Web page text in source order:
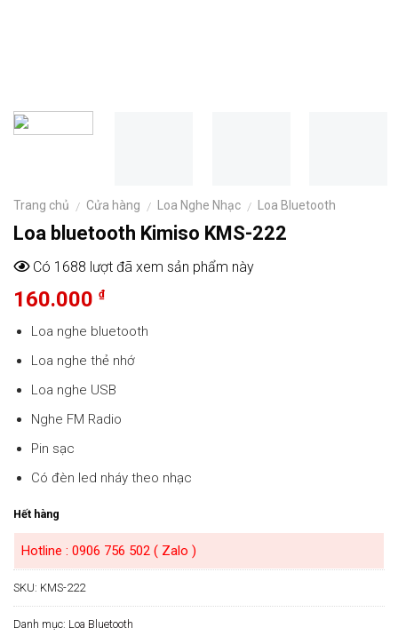
Trang chủ / Cửa hàng / Loa Nghe Nhạc / Loa Bluetooth
Loa bluetooth Kimiso KMS-222
Có 1688 lượt đã xem sản phẩm này
160.000 ₫
Loa nghe bluetooth
Loa nghe thẻ nhớ
Loa nghe USB
Nghe FM Radio
Pin sạc
Có đèn led nháy theo nhạc
Hết hàng
Hotline : 0906 756 502 ( Zalo )
SKU: KMS-222
Danh mục: Loa Bluetooth